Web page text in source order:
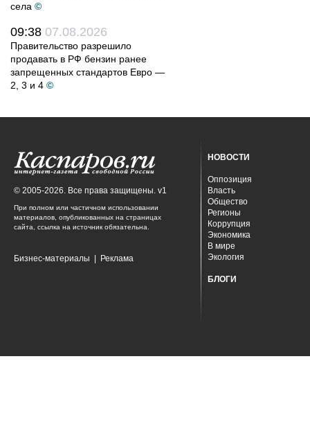
села ©
09:38 07.08.2026
Правительство разрешило
продавать в РФ бензин ранее
запрещенных стандартов Евро —
2, 3 и 4 ©
© 2005-2026. Все права защищены. v1
При полном или частичном использовании
материалов, опубликованных на страницах
сайта, ссылка на источник обязательна.
Бизнес-материалы Реклама
НОВОСТИ
Оппозиция
Власть
Общество
Регионы
Коррупция
Экономика
В мире
Экология
БЛОГИ